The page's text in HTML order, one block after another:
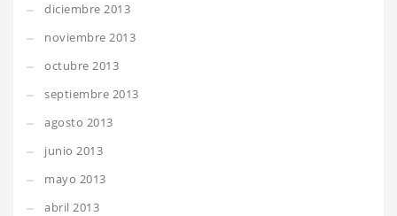
diciembre 2013
noviembre 2013
octubre 2013
septiembre 2013
agosto 2013
junio 2013
mayo 2013
abril 2013